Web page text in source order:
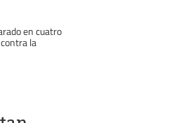
en cuatro
la